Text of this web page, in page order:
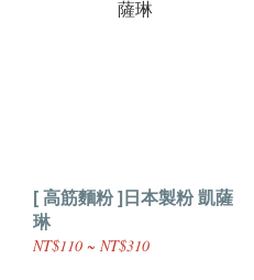
[ 高筋麵粉 ]日本製粉 凱薩
琳
NT$110 ~ NT$310